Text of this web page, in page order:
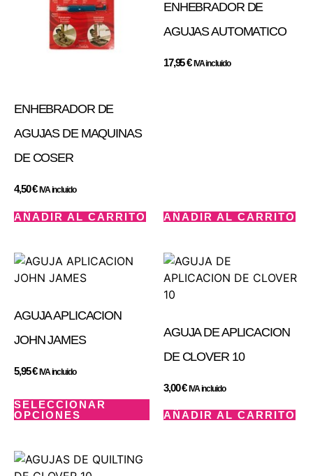
ENHEBRADOR DE
AGUJAS DE MAQUINAS
DE COSER
4,50€ IVA incluido
AÑADIR AL CARRITO
ENHEBRADOR DE
AGUJAS AUTOMATICO
17,95€ IVA incluido
AÑADIR AL CARRITO
AGUJA APLICACION
JOHN JAMES
5,95€ IVA incluido
SELECCIONAR
OPCIONES
AGUJA DE APLICACION
DE CLOVER 10
3,00€ IVA incluido
AÑADIR AL CARRITO